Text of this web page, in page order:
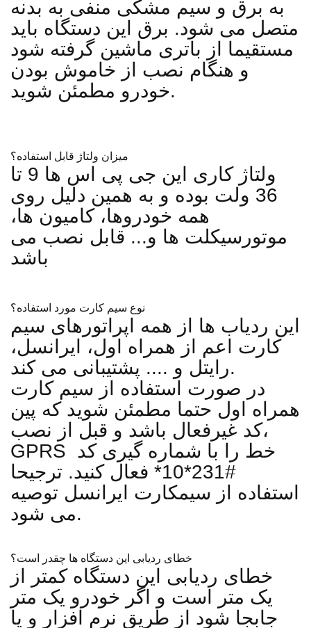
به برق و سیم مشکی منفی به بدنه
متصل می شود. برق این دستگاه باید
مستقیما از باتری ماشین گرفته شود
و هنگام نصب از خاموش بودن
خودرو مطمئن شوید.
میزان ولتاژ قابل استفاده؟
ولتاژ کاری این جی پی اس ها 9 تا
36 ولت بوده و به همین دلیل روی
همه خودروها، کامیون ها،
موتورسیکلت ها و... قابل نصب می
باشد
نوع سیم کارت مورد استفاده؟
این ردیاب ها از همه اپراتورهای سیم
کارت اعم از همراه اول، ایرانسل،
رایتل و .... پشتیبانی می کند.
در صورت استفاده از سیم کارت
همراه اول حتما مطمئن شوید که پین
کد غیرفعال باشد و قبل از نصب،
GPRS خط را با شماره گیری کد
#231*10* فعال کنید. ترجیحا
استفاده از سیمکارت ایرانسل توصیه
می شود.
خطای ردیابی این دستگاه ها چقدر است؟
خطای ردیابی این دستگاه کمتر از
یک متر است و اگر خودرو یک متر
جابجا شود از طریق نرم افزار و یا